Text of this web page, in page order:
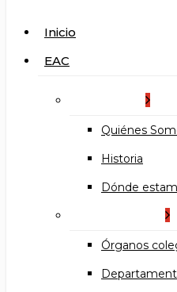
search
Menu
Inicio
EAC
Quiénes
Historia
Dónde
Órganos